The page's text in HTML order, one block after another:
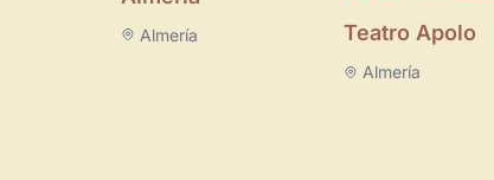
Almería Teatro Apolo
Almería